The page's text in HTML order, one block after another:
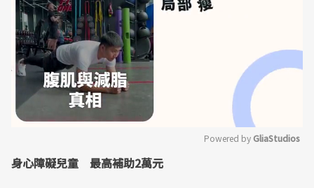
Powered by GliaStudios
身心障礙兒童 最高補助2萬元